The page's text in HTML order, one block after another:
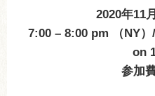
2020年11
7:00 – 8:00 pm （NY
on
参加